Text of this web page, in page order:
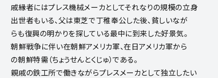
戚縁者にはプレス機械メーカとしてそれなりの規模の立身
出世者もいる、父は東芝で丁稚奉公した後、貧しいなが
らも復興の明かりを探している最中に到来した好景気。
朝鮮戦争に伴い在朝鮮アメリカ軍、在日アメリカ軍から
の朝鮮特需（ちょうせんとくじゅ）である。
親戚の鉄工所で働きながらプレスメーカとして独立したい